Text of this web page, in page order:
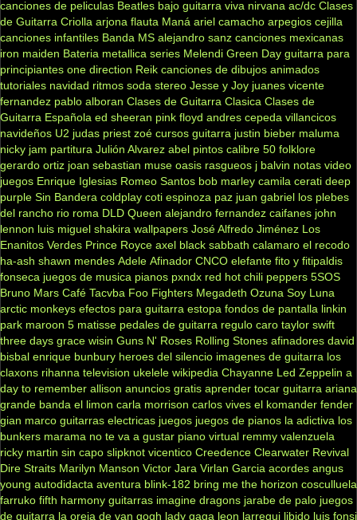
canciones de peliculas Beatles bajo guitarra viva nirvana ac/dc Clases
de Guitarra Criolla arjona flauta Maná ariel camacho arpegios cejilla
canciones infantiles Banda MS alejandro sanz canciones mexicanas
iron maiden Bateria metallica series Melendi Green Day guitarra para
principiantes one direction Reik canciones de dibujos animados
tutoriales navidad ritmos soda stereo Jesse y Joy juanes vicente
fernandez pablo alboran Clases de Guitarra Clasica Clases de
Guitarra Española ed sheeran pink floyd andres cepeda villancicos
navideños U2 judas priest zoé cursos guitarra justin bieber maluma
nicky jam partitura Julión Alvarez abel pintos calibre 50 folklore
gerardo ortiz joan sebastian muse oasis rasgueos j balvin notas video
juegos Enrique Iglesias Romeo Santos bob marley camila cerati deep
purple Sin Bandera coldplay coti espinoza paz juan gabriel los plebes
del rancho rio roma DLD Queen alejandro fernandez caifanes john
lennon luis miguel shakira wallpapers José Alfredo Jiménez Los
Enanitos Verdes Prince Royce axel black sabbath calamaro el recodo
ha-ash shawn mendes Adele Afinador CNCO elefante fito y fitipaldis
fonseca juegos de musica pianos pxndx red hot chili peppers 5SOS
Bruno Mars Café Tacvba Foo Fighters Megadeth Ozuna Soy Luna
arctic monkeys efectos para guitarra estopa fondos de pantalla linkin
park maroon 5 matisse pedales de guitarra regulo caro taylor swift
three days grace wisin Guns N' Roses Rolling Stones afinadores david
bisbal enrique bunbury heroes del silencio imagenes de guitarra los
claxons rihanna television ukelele wikipedia Chayanne Led Zeppelin a
day to remember allison anuncios gratis aprender tocar guitarra ariana
grande banda el limon carla morrison carlos vives el komander fender
gian marco guitarras electricas juegos juegos de pianos la adictiva los
bunkers marama no te va a gustar piano virtual remmy valenzuela
ricky martin sin capo slipknot vicentico Creedence Clearwater Revival
Dire Straits Marilyn Manson Victor Jara Virlan Garcia acordes angus
young autodidacta aventura blink-182 bring me the horizon cosculluela
farruko fifth harmony guitarras imagine dragons jarabe de palo juegos
de guitarra la oreja de van gogh lady gaga leon larregui libido luis fonsi